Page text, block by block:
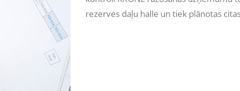
rezerves daļu halle un tiek plānotas